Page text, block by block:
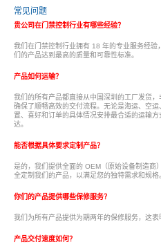
常见问题
贵公司在门禁控制行业有哪些经验？
我们在门禁控制行业拥有 18 年的专业服务经
们的产品达到最高的质量和可靠性标准。
产品如何运输？
我们的所有产品都直接从中国深圳的工厂发货
确保了顺畅高效的交付流程。无论是海运、空
置、喜好和订单的具体情况安排最合适的运输
达。
能否根据具体要求定制产品？
是的，我们提供全面的 OEM（原始设备制造商
全定制我们的产品，以满足您的独特需求和规格
你们的产品提供哪些保修服务？
我们为所有产品提供为期两年的保修服务，这表
产品交付速度如何？